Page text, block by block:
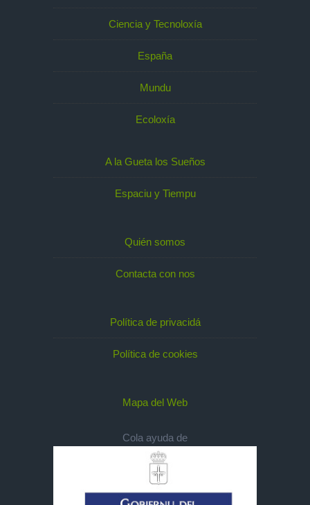
Ciencia y Tecnoloxía
España
Mundu
Ecoloxía
A la Gueta los Sueños
Espaciu y Tiempu
Quién somos
Contacta con nos
Política de privacidá
Política de cookies
Mapa del Web
Cola ayuda de